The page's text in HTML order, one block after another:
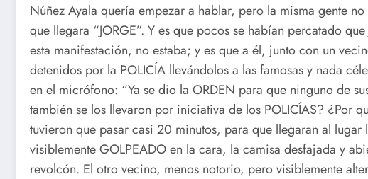
Núñez Ayala quería empezar a hablar, pero la misma gente
que llegara “JORGE”. Y es que pocos se habían percatado
esta manifestación, no estaba; y es que a él, junto con un
detenidos por la POLICÍA llevándolos a las famosas y nada
en el micrófono: “Ya se dio la ORDEN para que ninguno de
también se los llevaron por iniciativa de los POLICÍAS? ¿Por
tuvieron que pasar casi 20 minutos, para que llegaran al lugar
visiblemente GOLPEADO en la cara, la camisa desfajada y
revolcón. El otro vecino, menos notorio, pero visiblemente